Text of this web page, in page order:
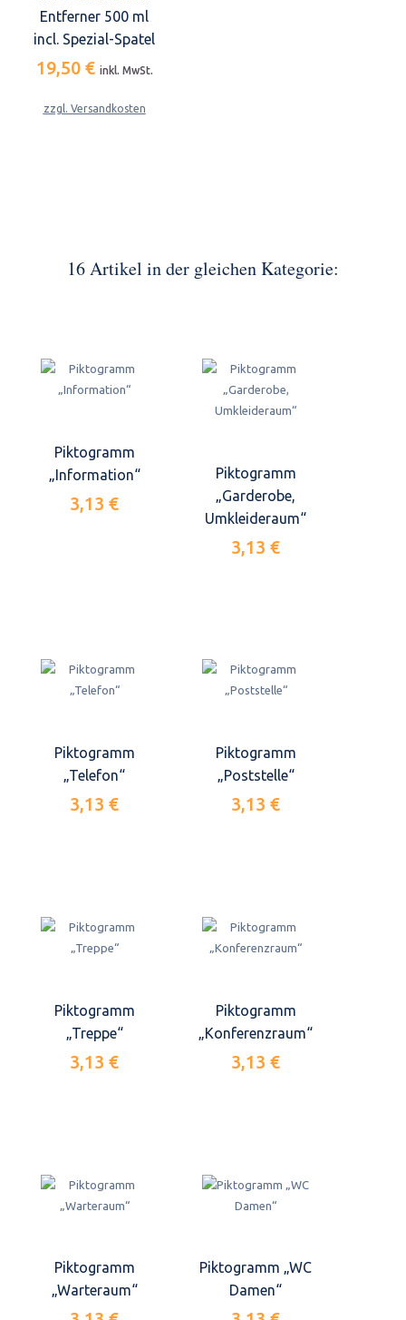
Entferner 500 ml
incl. Spezial-Spatel
19,50 € inkl. MwSt.
zzgl. Versandkosten
16 Artikel in der gleichen Kategorie:
Piktogramm
„Information“
3,13 €
Piktogramm
„Garderobe,
Umkleideraum“
3,13 €
Piktogramm
„Telefon“
3,13 €
Piktogramm
„Poststelle“
3,13 €
Piktogramm
„Treppe“
3,13 €
Piktogramm
„Konferenzraum“
3,13 €
Piktogramm
„Warteraum“
Piktogramm „WC
Damen“